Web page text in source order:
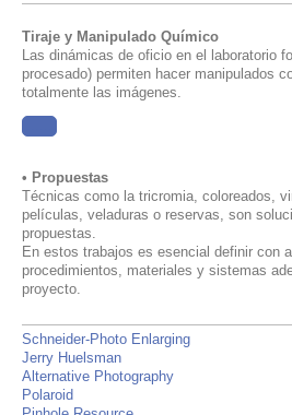
Tiraje y Manipulado Químico
Las dinámicas de oficio en el laboratorio
procesado) permiten hacer manipulados
totalmente las imágenes.
• Propuestas
Técnicas como la tricromia, coloreados,
películas, veladuras o reservas, son
propuestas.
En estos trabajos es esencial definir con
procedimientos, materiales y sistemas
proyecto.
Schneider-Photo Enlarging
Jerry Huelsman
Alternative Photography
Polaroid